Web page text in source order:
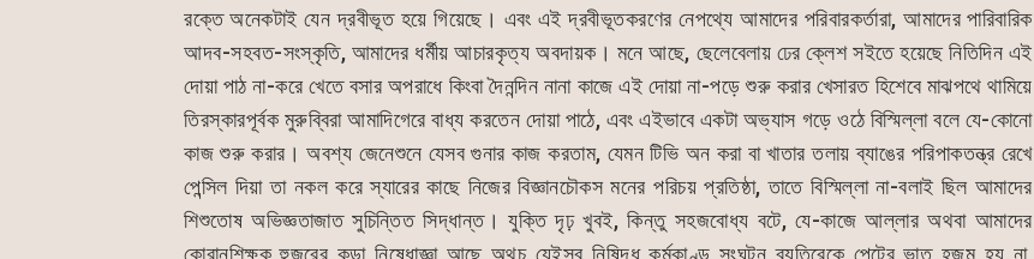
o
o
k
p
p
n
g
er
রক্তে অনেকটাই যেন দ্রবীভূত হয়ে গিয়েছে। এবং এই দ্রবীভূতকরণের নেপথ্যে আমাদের পরিবারকর্তারা, আমাদের পারিবারিক
আদব-সহবত-সংস্কৃতি, আমাদের ধর্মীয় আচারকৃত্য অবদায়ক। মনে আছে, ছেলেবেলায় ঢের ক্লেশ সইতে হয়েছে নিতিদিন এই
দোয়া পাঠ না-করে খেতে বসার অপরাধে কিংবা দৈনন্দিন নানা কাজে এই দোয়া না-পড়ে শুরু করার খেসারত হিশেবে মাঝপথে থামিয়ে
তিরস্কারপূর্বক মুরুব্বিরা আমাদিগেরে বাধ্য করতেন দোয়া পাঠে, এবং এইভাবে একটা অভ্যাস গড়ে ওঠে বিস্মিল্লা বলে যে-কোনো
কাজ শুরু করার। অবশ্য জেনেশুনে যেসব গুনার কাজ করতাম, যেমন টিভি অন করা বা খাতার তলায় ব্যাঙের পরিপাকতন্ত্র রেখে
পেন্সিল দিয়া তা নকল করে স্যারের কাছে নিজের বিজ্ঞানচৌকস মনের পরিচয় প্রতিষ্ঠা, তাতে বিস্মিল্লা না-বলাই ছিল আমাদের
শিশুতোষ অভিজ্ঞতাজাত সুচিন্তিত সিদ্ধান্ত। যুক্তি দৃঢ় খুবই, কিন্তু সহজবোধ্য বটে, যে-কাজে আল্লার অথবা আমাদের
কোরানশিক্ষক হুজুরের কড়া নিষেধাজ্ঞা আছে অথচ যেইসব নিষিদ্ধ কর্মকাণ্ড সংঘটন ব্যতিরেকে পেটের ভাত হজম হয় না,